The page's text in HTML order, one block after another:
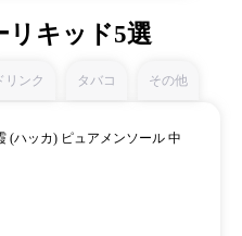
リキッド5選
リンク タバコ その他
(ハッカ) ピュアメンソール 中